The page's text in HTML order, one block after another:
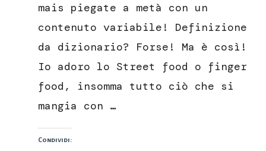
mais piegate a metà con un
contenuto variabile! Definizione
da dizionario? Forse! Ma è così!
Io adoro lo Street food o finger
food, insomma tutto ciò che si
mangia con …
Condividi: